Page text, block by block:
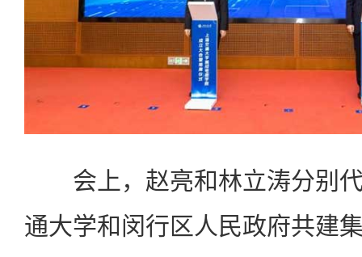
会上，赵亮和林立涛分别代
通大学和闵行区人民政府共建